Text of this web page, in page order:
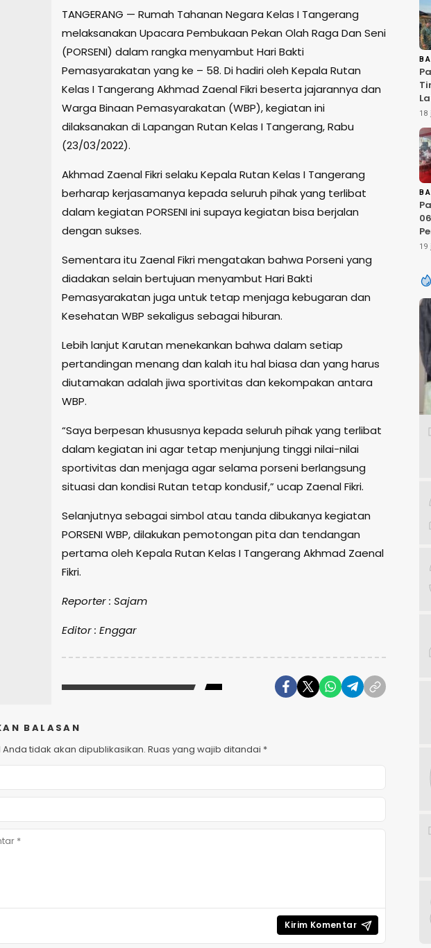
TANGERANG — Rumah Tahanan Negara Kelas I Tangerang
melaksanakan Upacara Pembukaan Pekan Olah Raga Dan Seni
(PORSENI) dalam rangka menyambut Hari Bakti
Pemasyarakatan yang ke – 58. Di hadiri oleh Kepala Rutan
Kelas I Tangerang Akhmad Zaenal Fikri beserta jajarannya dan
Warga Binaan Pemasyarakatan (WBP), kegiatan ini
dilaksanakan di Lapangan Rutan Kelas I Tangerang, Rabu
(23/03/2022).
Akhmad Zaenal Fikri selaku Kepala Rutan Kelas I Tangerang
berharap kerjasamanya kepada seluruh pihak yang terlibat
dalam kegiatan PORSENI ini supaya kegiatan bisa berjalan
dengan sukses.
Sementara itu Zaenal Fikri mengatakan bahwa Porseni yang
diadakan selain bertujuan menyambut Hari Bakti
Pemasyarakatan juga untuk tetap menjaga kebugaran dan
Kesehatan WBP sekaligus sebagai hiburan.
Lebih lanjut Karutan menekankan bahwa dalam setiap
pertandingan menang dan kalah itu hal biasa dan yang harus
diutamakan adalah jiwa sportivitas dan kekompakan antara
WBP.
“Saya berpesan khususnya kepada seluruh pihak yang terlibat
dalam kegiatan ini agar tetap menjunjung tinggi nilai-nilai
sportivitas dan menjaga agar selama porseni berlangsung
situasi dan kondisi Rutan tetap kondusif,” ucap Zaenal Fikri.
Selanjutnya sebagai simbol atau tanda dibukanya kegiatan
PORSENI WBP, dilakukan pemotongan pita dan tendangan
pertama oleh Kepala Rutan Kelas I Tangerang Akhmad Zaenal
Fikri.
Reporter : Sajam
Editor : Enggar
BALASAN
tidak akan dipublikasikan. Ruas yang wajib ditandai *
18
19